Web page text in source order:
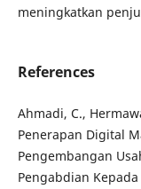
meningkatkan
References
Ahmadi, C.,
Penerapan Digital
Pengembangan
Pengabdian